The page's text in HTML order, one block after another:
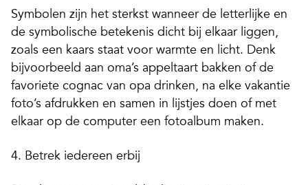
Symbolen zijn het sterkst wanneer de letterlijke en
de symbolische betekenis dicht bij elkaar liggen,
zoals een kaars staat voor warmte en licht. Denk
bijvoorbeeld aan oma’s appeltaart bakken of de
favoriete cognac van opa drinken, na elke vakantie
foto’s afdrukken en samen in lijstjes doen of met
elkaar op de computer een fotoalbum maken.
4. Betrek iedereen erbij